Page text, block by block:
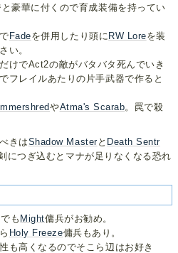
豪華に付くので育成装備を持ってい
Fadeを併用したり頭に RW Loreを装
い。
けでAct2の敵がバタバタ死んでいき
フレイルあたりの片手武器で作ると
やAtma's Scarab。罠で殺
きはShadow Masterと Death Sentr
につぎ込むとマナが足りなくなる恐れ
も Might傭兵がお勧め。
Holy Freeze傭兵もあり。
も高くなるのでそこら辺はお好き